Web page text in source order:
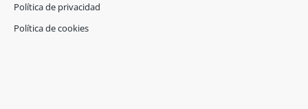
Política de privacidad
Política de cookies